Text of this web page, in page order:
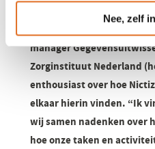
Nee, zelf
manager
Zorginstituut Nederland
enthousiast over hoe
elkaar hierin vinden. “Ik
wij samen nadenken over
hoe onze taken en